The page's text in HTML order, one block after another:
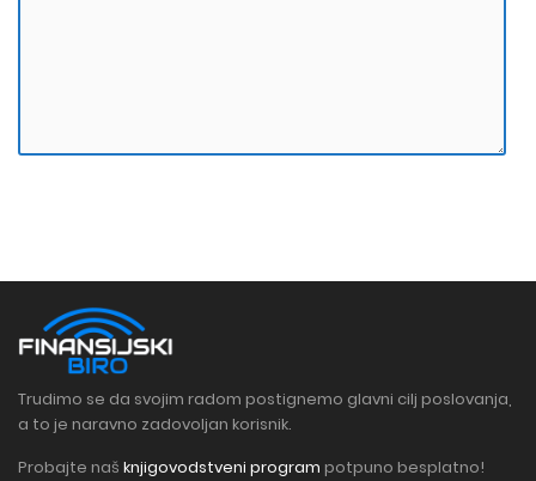
Trudimo se da svojim radom postignemo glavni cilj poslovanja,
a to je naravno zadovoljan korisnik.
Probajte naš knjigovodstveni program potpuno besplatno!